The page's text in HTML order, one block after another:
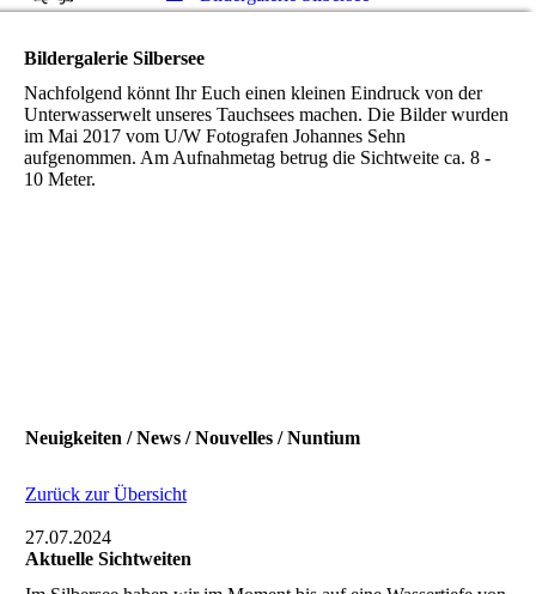
Bildergalerie Silbersee
Nachfolgend könnt Ihr Euch einen kleinen Eindruck von der
Unterwasserwelt unseres Tauchsees machen. Die Bilder wurden
im Mai 2017 vom U/W Fotografen Johannes Sehn
aufgenommen. Am Aufnahmetag betrug die Sichtweite ca. 8 -
10 Meter.
Neuigkeiten / News / Nouvelles / Nuntium
Zurück zur Übersicht
27.07.2024
Aktuelle Sichtweiten